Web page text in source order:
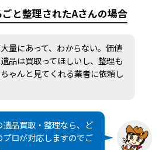
と整理されたAさんの場合
量にあって、わからない。価値
品は買取ってほしいし、整理も
ゃんと見てくれる業者に依頼し
品買取・整理なら、ど
ロが対応しますのでご